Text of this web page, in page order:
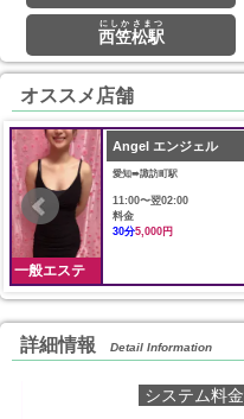
西笠松駅
にしかさまつ
オススメ店舗
一般エステ
Angel エンジェル
愛知➠諏訪町駅
11:00〜翌02:00
料金
30分5,000円
詳細情報 Detail Information
システム料金